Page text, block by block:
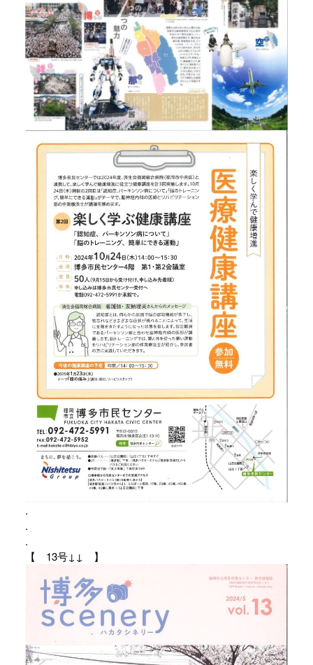
.
.
.
【 13号↓↓ 】